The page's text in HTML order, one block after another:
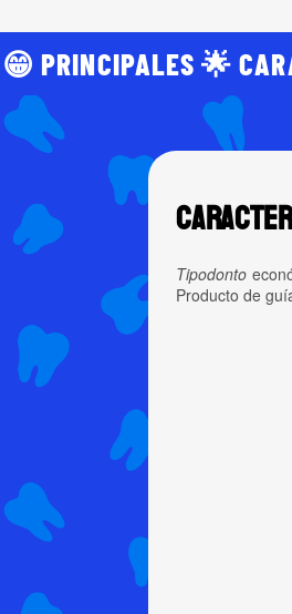
PRINCIPALES 🌟
Tipodonto
Producto de